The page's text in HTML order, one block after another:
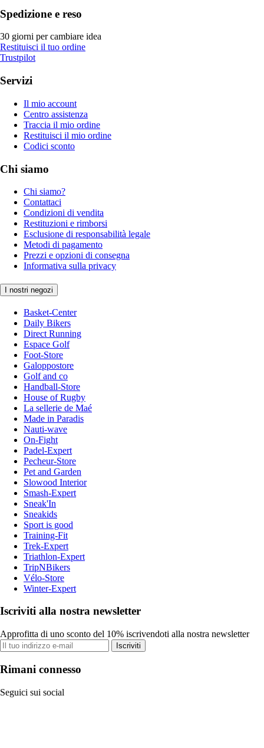
Spedizione e reso
30 giorni per cambiare idea
Restituisci il tuo ordine
Trustpilot
Servizi
Il mio account
Centro assistenza
Traccia il mio ordine
Restituisci il mio ordine
Codici sconto
Chi siamo
Chi siamo?
Contattaci
Condizioni di vendita
Restituzioni e rimborsi
Esclusione di responsabilità legale
Metodi di pagamento
Prezzi e opzioni di consegna
Informativa sulla privacy
I nostri negozi
Basket-Center
Daily Bikers
Direct Running
Espace Golf
Foot-Store
Galoppostore
Golf and co
Handball-Store
House of Rugby
La sellerie de Maé
Made in Paradis
Nauti-wave
On-Fight
Padel-Expert
Pecheur-Store
Pet and Garden
Slowood Interior
Smash-Expert
Sneak'In
Sneakids
Sport is good
Training-Fit
Trek-Expert
Triathlon-Expert
TripNBikers
Vélo-Store
Winter-Expert
Iscriviti alla nostra newsletter
Approfitta di uno sconto del 10% iscrivendoti alla nostra newsletter
Iscriviti
Rimani connesso
Seguici sui social